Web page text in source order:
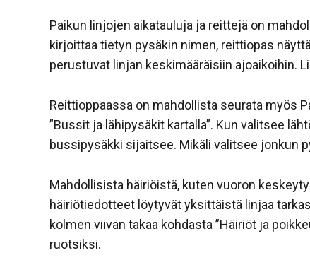
Paikun linjojen aikatauluja ja reittejä on
kirjoittaa tietyn pysäkin nimen, reittiopas
perustuvat linjan keskimääräisiin ajoaikoihin.
Reittioppaassa on mahdollista seurata myös
”Bussit ja lähipysäkit kartalla”. Kun valitsee
bussipysäkki sijaitsee. Mikäli valitsee jonkun
Mahdollisista häiriöistä, kuten vuoron
häiriötiedotteet löytyvät yksittäistä linjaa
kolmen viivan takaa kohdasta ”Häiriöt ja
ruotsiksi.